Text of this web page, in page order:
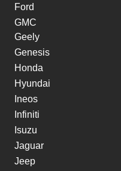
Ford
GMC
Geely
Genesis
Honda
Hyundai
Ineos
Infiniti
Isuzu
Jaguar
Jeep